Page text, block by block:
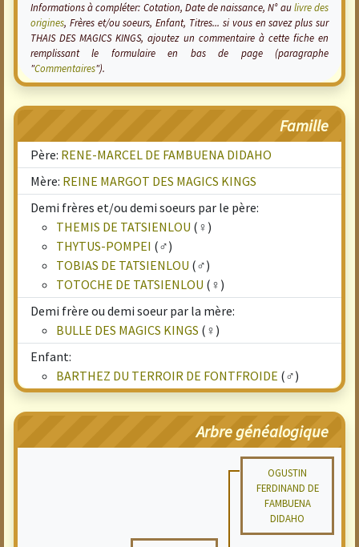
Informations à compléter: Cotation, Date de naissance, N° aulivre des
origines, Frères et/ou soeurs, Enfant, Titres... si vous en savez plus sur
THAIS DES MAGICS KINGS, ajoutez un commentaire à cette fiche en
remplissant le formulaire en bas de page (paragraphe
"Commentaires").
Famille
Père: RENE-MARCEL DE FAMBUENA DIDAHO
Mère: REINE MARGOT DES MAGICS KINGS
Demi frères et/ou demi soeurs par le père:
THEMIS DE TATSIENLOU (♀)
THYTUS-POMPEI (♂)
TOBIAS DE TATSIENLOU (♂)
TOTOCHE DE TATSIENLOU (♀)
Demi frère ou demi soeur par la mère:
BULLE DES MAGICS KINGS (♀)
Enfant:
BARTHEZ DU TERROIR DE FONTFROIDE (♂)
Arbre généalogique
OGUSTIN
FERDINAND DE
FAMBUENA
DIDAHO